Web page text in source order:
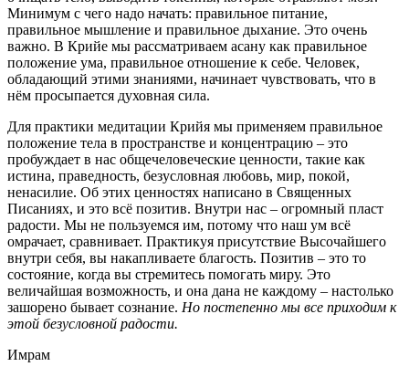
Минимум с чего надо начать: правильное питание,
правильное мышление и правильное дыхание. Это очень
важно. В Крийе мы рассматриваем асану как правильное
положение ума, правильное отношение к себе. Человек,
обладающий этими знаниями, начинает чувствовать, что в
нём просыпается духовная сила.
Для практики медитации Крийя мы применяем правильное
положение тела в пространстве и концентрацию – это
пробуждает в нас общечеловеческие ценности, такие как
истина, праведность, безусловная любовь, мир, покой,
ненасилие. Об этих ценностях написано в Священных
Писаниях, и это всё позитив. Внутри нас – огромный пласт
радости. Мы не пользуемся им, потому что наш ум всё
омрачает, сравнивает. Практикуя присутствие Высочайшего
внутри себя, вы накапливаете благость. Позитив – это то
состояние, когда вы стремитесь помогать миру. Это
величайшая возможность, и она дана не каждому – настолько
зашорено бывает сознание. Но постепенно мы все приходим к
этой безусловной радости.
Имрам